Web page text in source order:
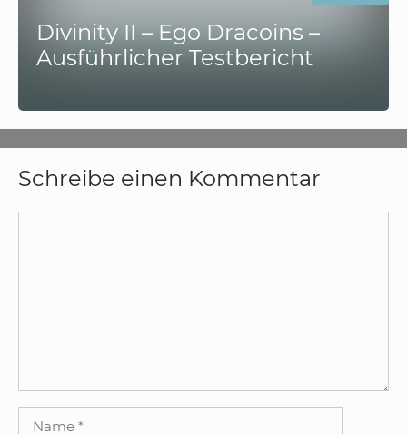
Divinity II – Ego Dracoins –
Ausführlicher Testbericht
Schreibe einen Kommentar